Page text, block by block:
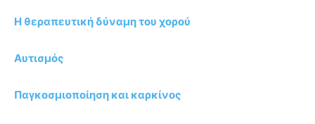
Η θεραπευτική δύναμη του χορού
Αυτισμός
Παγκοσμιοποίηση και καρκίνος